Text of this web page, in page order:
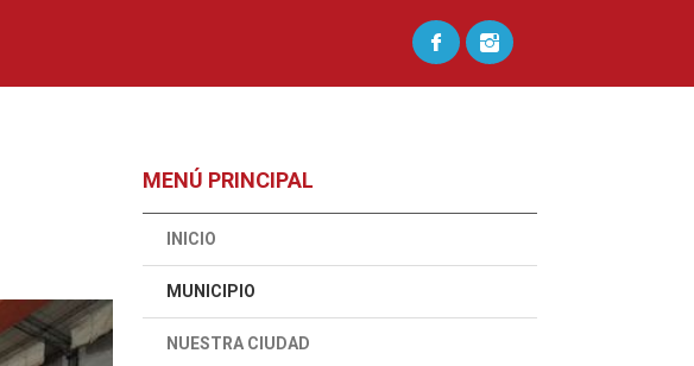
MENÚ PRINCIPAL
INICIO
MUNICIPIO
NUESTRA CIUDAD